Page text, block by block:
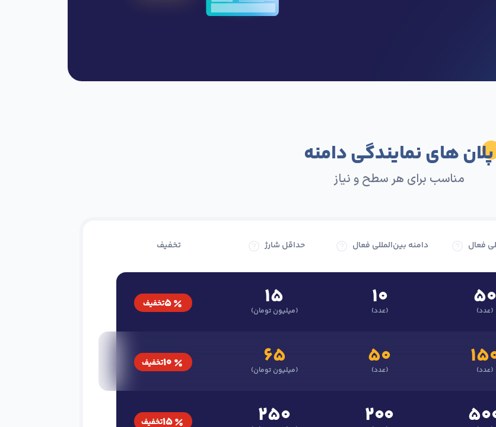
پلان های نمایندگی دامنه
مناسب برای هر سطح و نیاز
فعال دامنه بین‌المللی فعال حداقل شارژ تخفیف
۵۰
(عدد) ۱۰
(عدد) ۱۵
(میلیون تومان) ۵تخفیف
(عدد) ۵۰
(عدد) ۶۵
(میلیون تومان) ۱۰تخفیف
۲۰۰ ۲۵۰ ۱۵تخفیف